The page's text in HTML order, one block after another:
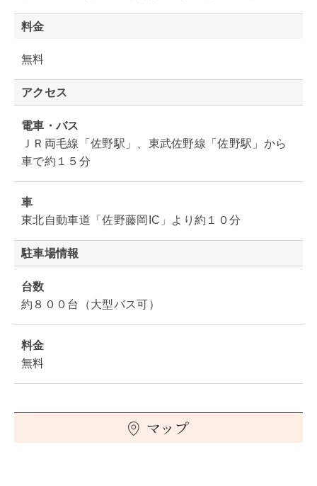
料金
無料
アクセス
電車・バス
ＪＲ両毛線「佐野駅」、東武佐野線「佐野駅」から
車で約１５分
車
東北自動車道「佐野藤岡IC」より約１０分
駐車場情報
台数
約８００台（大型バス可）
料金
無料
マップ